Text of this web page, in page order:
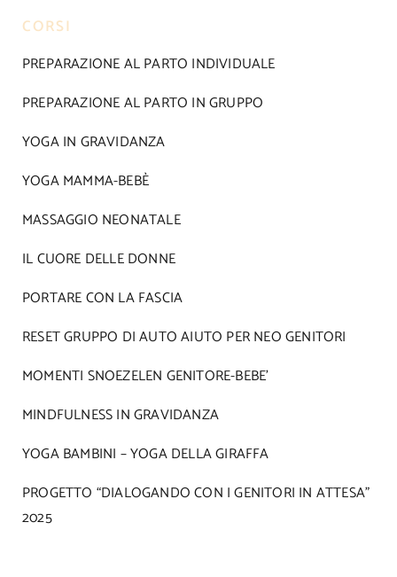
CORSI
PREPARAZIONE AL PARTO INDIVIDUALE
PREPARAZIONE AL PARTO IN GRUPPO
YOGA IN GRAVIDANZA
YOGA MAMMA-BEBÈ
MASSAGGIO NEONATALE
IL CUORE DELLE DONNE
PORTARE CON LA FASCIA
RESET GRUPPO DI AUTO AIUTO PER NEO GENITORI
MOMENTI SNOEZELEN GENITORE-BEBE’
MINDFULNESS IN GRAVIDANZA
YOGA BAMBINI – YOGA DELLA GIRAFFA
PROGETTO “DIALOGANDO CON I GENITORI IN ATTESA”
2025